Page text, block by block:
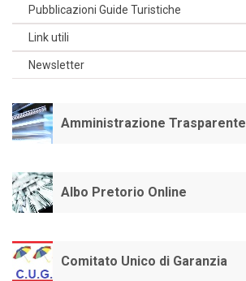
Pubblicazioni Guide Turistiche
Link utili
Newsletter
Amministrazione Trasparente
Albo Pretorio Online
Comitato Unico di Garanzia